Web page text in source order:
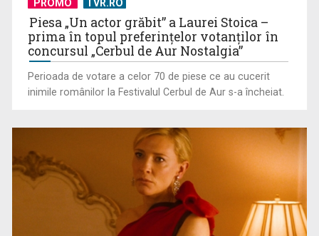
Telespectatorii TVR 2 văd comedia „Divorţ din dragoste”, cu
Horaţiu Mălăele ...
„Frații Jderi”, superproducția inspirată din opera lui Mihail
PROMO TVR.RO
Piesa „Un actor grăbit” a Laurei Stoica –
prima în topul preferinţelor votanţilor în
concursul „Cerbul de Aur Nostalgia”
Perioada de votare a celor 70 de piese ce au cucerit
inimile românilor la Festivalul Cerbul de Aur s-a încheiat.